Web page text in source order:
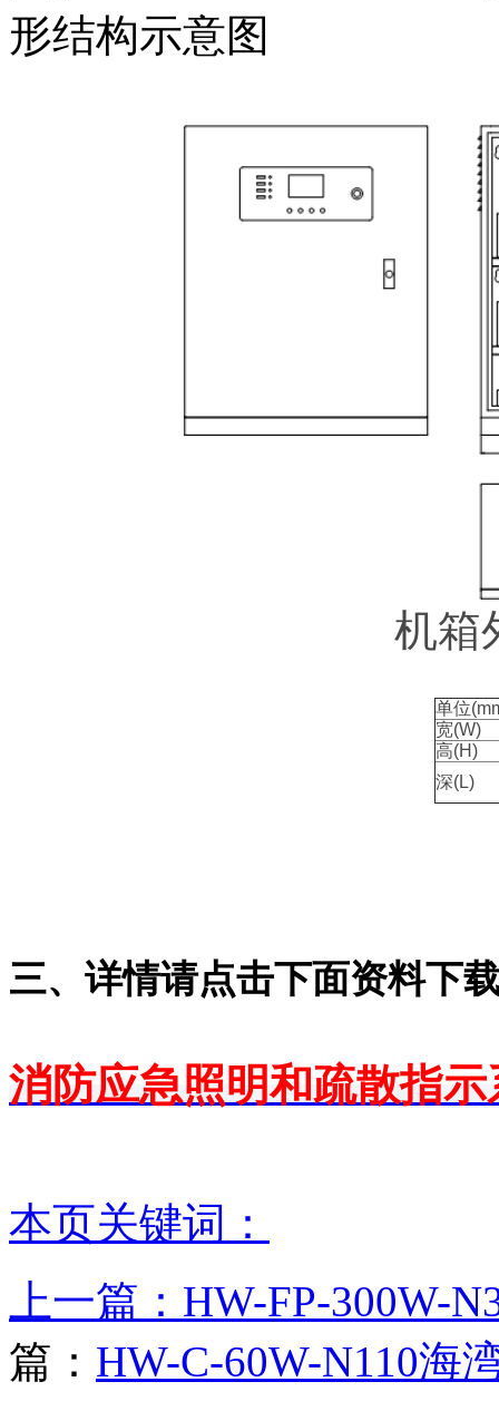
形结构示意图
机箱
单位
宽(W)
高(H)
深(L)
三、详情请点击下面资料下
消防应急照明和疏散指
本页关键词：
上一篇： HW-FP-300W-
篇： HW-C-60W-N110海